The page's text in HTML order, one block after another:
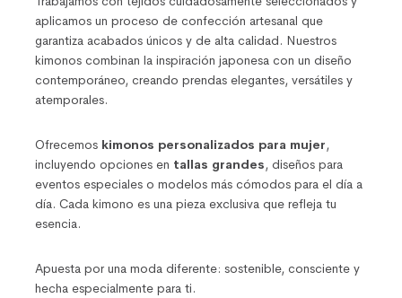
aplicamos un proceso de confección artesanal que
garantiza acabados únicos y de alta calidad. Nuestros
kimonos combinan la inspiración japonesa con un diseño
contemporáneo, creando prendas elegantes, versátiles y
atemporales.
Ofrecemos kimonos personalizados para mujer,
incluyendo opciones en tallas grandes, diseños para
eventos especiales o modelos más cómodos para el día a
día. Cada kimono es una pieza exclusiva que refleja tu
esencia.
Apuesta por una moda diferente: sostenible, consciente y
hecha especialmente para ti.